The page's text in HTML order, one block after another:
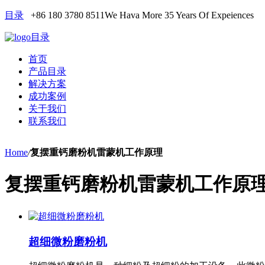
目录 +86 180 3780 8511We Hava More 35 Years Of Expeiences
目录
首页
产品目录
解决方案
成功案例
关于我们
联系我们
Home/复摆重钙磨粉机雷蒙机工作原理
复摆重钙磨粉机雷蒙机工作原
超细微粉磨粉机